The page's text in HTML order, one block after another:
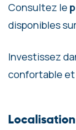
Consultez le
disponibles
Investissez
confortable